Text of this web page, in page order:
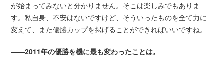
が始まってみないと分かりません。そこは楽しみでもありま
す。私自身、不安はないですけど、そういったものを全て力に
変えて、また優勝カップを掲げることができればいいですね。
――2011年の優勝を機に最も変わったことは。